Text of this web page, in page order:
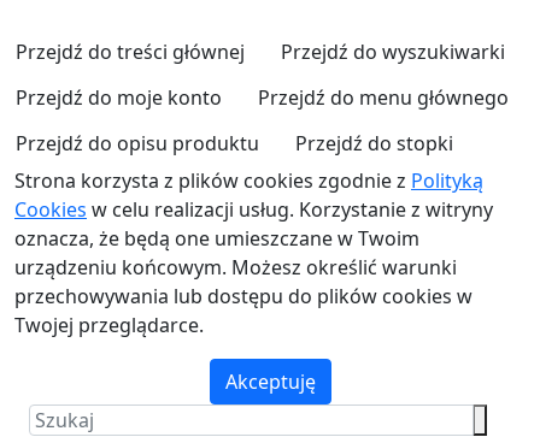
Przejdź do treści głównej
Przejdź do wyszukiwarki
Przejdź do moje konto
Przejdź do menu głównego
Przejdź do opisu produktu
Przejdź do stopki
Strona korzysta z plików cookies zgodnie z Polityką
Cookies w celu realizacji usług. Korzystanie z witryny
oznacza, że będą one umieszczane w Twoim
urządzeniu końcowym. Możesz określić warunki
przechowywania lub dostępu do plików cookies w
Twojej przeglądarce.
Akceptuję